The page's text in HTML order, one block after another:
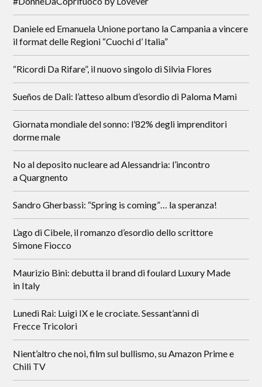
Daniele ed Emanuela Unione portano la Campania a vincere
il format delle Regioni “Cuochi d’ Italia”
“Ricordi Da Rifare”, il nuovo singolo di Silvia Flores
Sueños de Dali: l’atteso album d’esordio di Paloma Mami
Giornata mondiale del sonno: l’82% degli imprenditori
dorme male
No al deposito nucleare ad Alessandria: l’incontro
a Quargnento
Sandro Gherbassi: “Spring is coming”… la speranza!
L’ago di Cibele, il romanzo d’esordio dello scrittore
Simone Fiocco
Maurizio Bini: debutta il brand di foulard Luxury Made
in Italy
Lunedì Rai: Luigi IX e le crociate. Sessant’anni di
Frecce Tricolori
Nient’altro che noi, film sul bullismo, su Amazon Prime e
Chili TV